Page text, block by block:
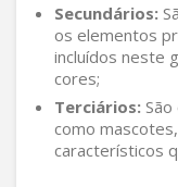
Secundários:
os elementos
incluídos neste
cores;
Terciários:
como
característicos